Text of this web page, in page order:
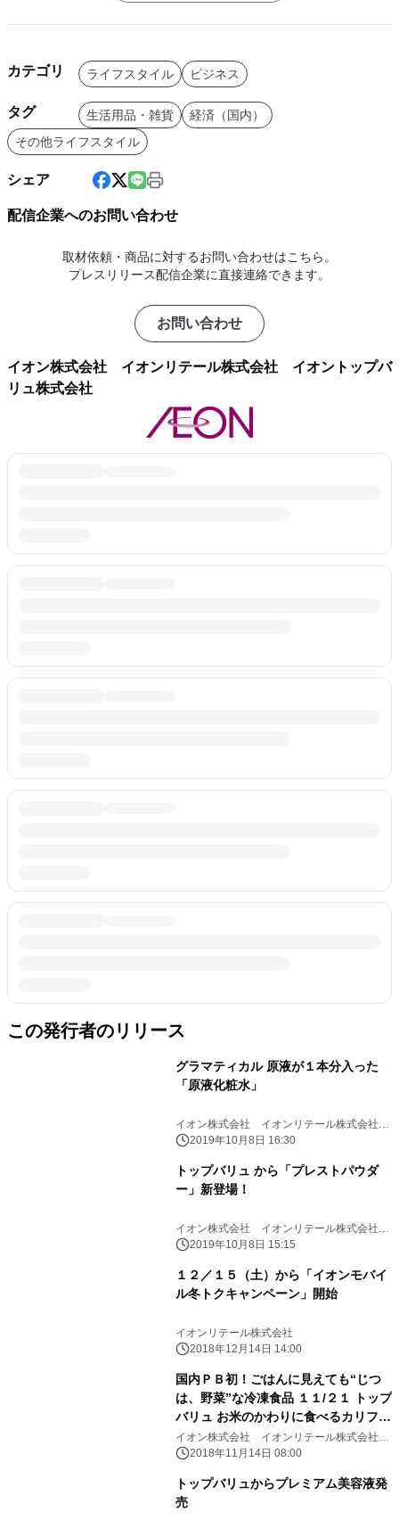
カテゴリ ライフスタイル ビジネス
タグ 生活用品・雑貨
経済（国内）
その他ライフスタイル
シェア
配信企業へのお問い合わせ
取材依頼・商品に対するお問い合わせはこちら。
プレスリリース配信企業に直接連絡できます。
お問い合わせ
イオン株式会社 イオンリテール株式会社 イオントップバ
リュ株式会社
この発行者のリリース
グラマティカル 原液が１本分入った
「原液化粧水」
イオン株式会社 イオンリテール株式会社
イオントップバリュ株式会社
2019年10月8日 16:30
トップバリュ から「プレストパウダ
ー」新登場！
イオン株式会社 イオンリテール株式会社
イオントップバリュ株式会社
2019年10月8日 15:15
１２／１５（土）から「イオンモバイ
ル冬トクキャンペーン」開始
イオンリテール株式会社
2018年12月14日 14:00
国内ＰＢ初！ごはんに見えても“じつ
は、野菜”な冷凍食品 １１/２１ トップ
バリュ お米のかわりに食べるカリフラ
ワー/ブロッコリー 新発売
イオン株式会社 イオンリテール株式会社
イオントップバリュ株式会社
2018年11月14日 08:00
トップバリュからプレミアム美容液発
売